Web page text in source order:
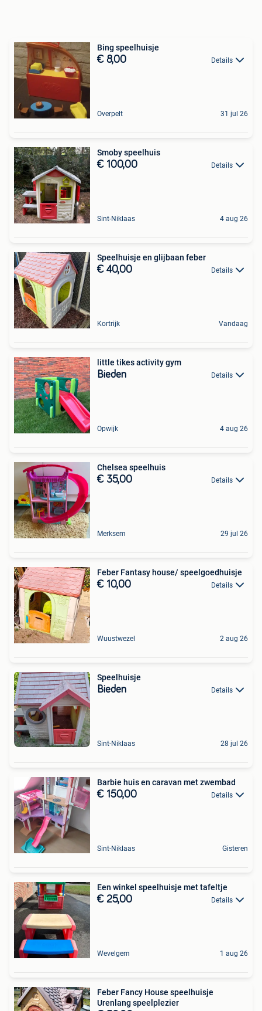
Bing speelhuisje
€ 8,00 Details
Overpelt 31 jul 26
Smoby speelhuis
€ 100,00 Details
Sint-Niklaas 4 aug 26
Speelhuisje en glijbaan feber
€ 40,00 Details
Kortrijk Vandaag
little tikes activity gym
Bieden Details
Opwijk 4 aug 26
Chelsea speelhuis
€ 35,00 Details
Merksem 29 jul 26
Feber Fantasy house/ speelgoedhuisje
€ 10,00 Details
Wuustwezel 2 aug 26
Speelhuisje
Bieden Details
Sint-Niklaas 28 jul 26
Barbie huis en caravan met zwembad
€ 150,00 Details
Sint-Niklaas Gisteren
Een winkel speelhuisje met tafeltje
€ 25,00 Details
Wevelgem 1 aug 26
Feber Fancy House speelhuisje
Urenlang speelplezier